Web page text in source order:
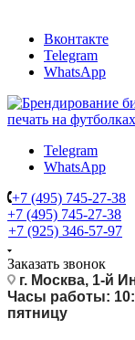
Вконтакте
Telegram
WhatsApp
Telegram
WhatsApp
+7 (495) 745-27-38
+7 (495) 745-27-38
+7 (925) 346-57-97
Заказать звонок
г. Москва, 1-й
Часы работы:
пятницу